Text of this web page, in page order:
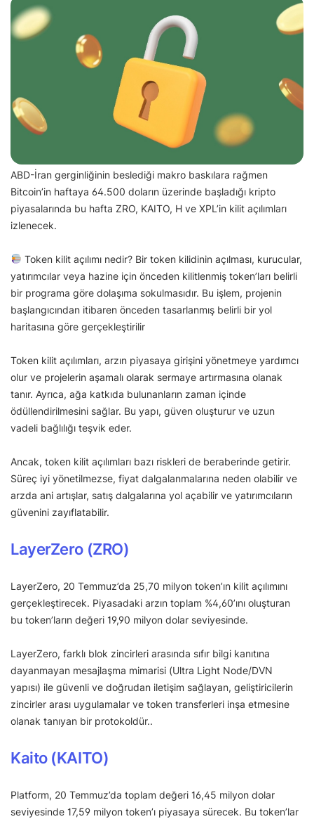
ABD-İran gerginliğinin beslediği makro baskılara rağmen
Bitcoin’in haftaya 64.500 doların üzerinde başladığı kripto
piyasalarında bu hafta ZRO, KAITO, H ve XPL’in kilit açılımları
izlenecek.
Token kilit açılımı nedir? Bir token kilidinin açılması, kurucular,
yatırımcılar veya hazine için önceden kilitlenmiş token’ları belirli
bir programa göre dolaşıma sokulmasıdır. Bu işlem, projenin
başlangıcından itibaren önceden tasarlanmış belirli bir yol
haritasına göre gerçekleştirilir
Token kilit açılımları, arzın piyasaya girişini yönetmeye yardımcı
olur ve projelerin aşamalı olarak sermaye artırmasına olanak
tanır. Ayrıca, ağa katkıda bulunanların zaman içinde
ödüllendirilmesini sağlar. Bu yapı, güven oluşturur ve uzun
vadeli bağlılığı teşvik eder.
Ancak, token kilit açılımları bazı riskleri de beraberinde getirir.
Süreç iyi yönetilmezse, fiyat dalgalanmalarına neden olabilir ve
arzda ani artışlar, satış dalgalarına yol açabilir ve yatırımcıların
güvenini zayıflatabilir.
LayerZero (ZRO)
LayerZero, 20 Temmuz’da 25,70 milyon token’ın kilit açılımını
gerçekleştirecek. Piyasadaki arzın toplam %4,60’ını oluşturan
bu token’ların değeri 19,90 milyon dolar seviyesinde.
LayerZero, farklı blok zincirleri arasında sıfır bilgi kanıtına
dayanmayan mesajlaşma mimarisi (Ultra Light Node/DVN
yapısı) ile güvenli ve doğrudan iletişim sağlayan, geliştiricilerin
zincirler arası uygulamalar ve token transferleri inşa etmesine
olanak tanıyan bir protokoldür..
Kaito (KAITO)
Platform, 20 Temmuz’da toplam değeri 16,45 milyon dolar
seviyesinde 17,59 milyon token’ı piyasaya sürecek. Bu token’lar